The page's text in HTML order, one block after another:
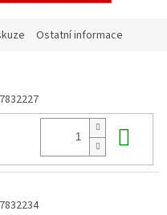
Ostatní informace